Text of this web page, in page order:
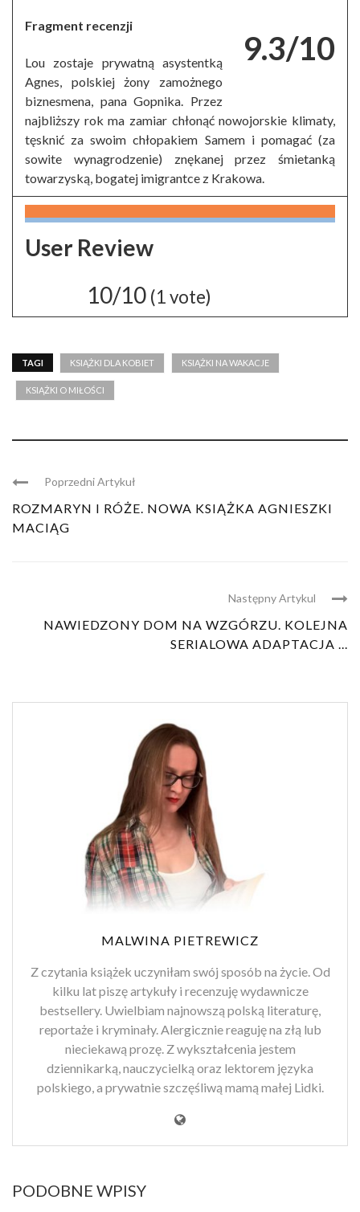
9.3/10
Fragment recenzji
Lou zostaje prywatną asystentką
Agnes, polskiej żony zamożnego
biznesmena, pana Gopnika. Przez
najbliższy rok ma zamiar chłonąć nowojorskie klimaty,
tęsknić za swoim chłopakiem Samem i pomagać (za
sowite wynagrodzenie) znękanej przez śmietanką
towarzyską, bogatej imigrantce z Krakowa.
User Review
10/10 (1vote)
TAGI KSIĄŻKI DLA KOBIET KSIĄŻKI NA WAKACJE
KSIĄŻKI O MIŁOŚCI
Poprzedni Artykuł
ROZMARYN I RÓŻE. NOWA KSIĄŻKA AGNIESZKI
MACIĄG
Następny Artykul
NAWIEDZONY DOM NA WZGÓRZU. KOLEJNA
SERIALOWA ADAPTACJA ...
MALWINA PIETREWICZ
Z czytania książek uczyniłam swój sposób na życie. Od
kilku lat piszę artykuły i recenzuję wydawnicze
bestsellery. Uwielbiam najnowszą polską literaturę,
reportaże i kryminały. Alergicznie reaguję na złą lub
nieciekawą prozę. Z wykształcenia jestem
dziennikarką, nauczycielką oraz lektorem języka
polskiego, a prywatnie szczęśliwą mamą małej Lidki.
PODOBNE WPISY